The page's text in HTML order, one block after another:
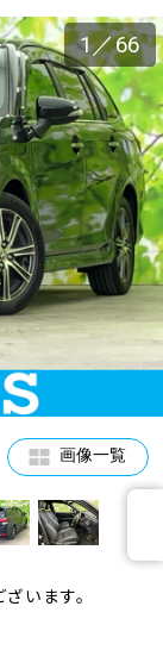
採用情報
500
1／66
画像一覧
います。